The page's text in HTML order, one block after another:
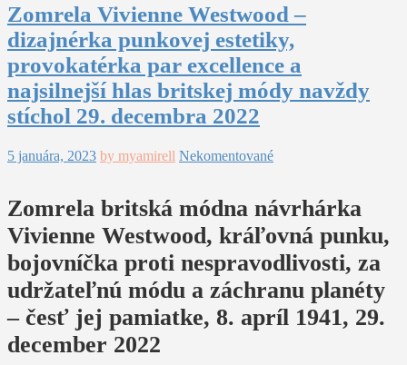
Zomrela Vivienne Westwood –
dizajnérka punkovej estetiky,
provokatérka par excellence a
najsilnejší hlas britskej módy navždy
stíchol 29. decembra 2022
5 januára, 2023 by myamirell Nekomentované
Zomrela britská módna návrhárka
Vivienne Westwood, kráľovná punku,
bojovníčka proti nespravodlivosti, za
udržateľnú módu a záchranu planéty
– česť jej pamiatke, 8. apríl 1941, 29.
december 2022